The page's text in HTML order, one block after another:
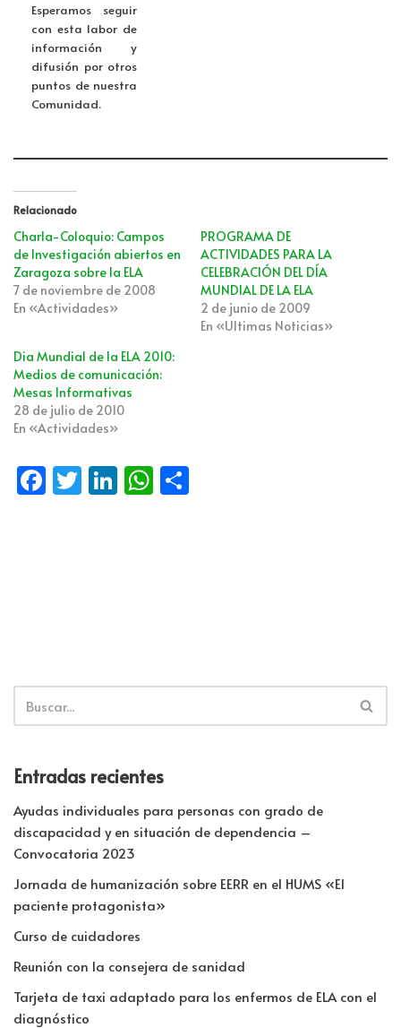
Esperamos seguir
con esta labor de
información y
difusión por otros
puntos de nuestra
Comunidad.
Relacionado
Charla-Coloquio: Campos
de Investigación abiertos en
Zaragoza sobre la ELA
7 de noviembre de 2008
En «Actividades»
PROGRAMA DE
ACTIVIDADES PARA LA
CELEBRACIÓN DEL DÍA
MUNDIAL DE LA ELA
2 de junio de 2009
En «Ultimas Noticias»
Dia Mundial de la ELA 2010:
Medios de comunicación:
Mesas Informativas
28 de julio de 2010
En «Actividades»
Fa T Li W
Entradas recientes
Ayudas individuales para personas con grado de
discapacidad y en situación de dependencia –
Convocatoria 2023
Jornada de humanización sobre EERR en el HUMS «El
paciente protagonista»
Curso de cuidadores
Reunión con la consejera de sanidad
Tarjeta de taxi adaptado para los enfermos de ELA con el
diagnóstico